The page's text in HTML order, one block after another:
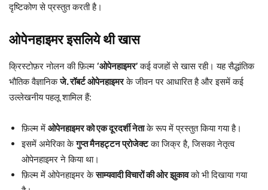
दृष्टिकोण से प्रस्तुत करती है।
ओपेनहाइमर इसलिये थी खास
क्रिस्टोफ़र नोलन की फ़िल्म ‘ओपेनहाइमर’कई वजहों से खास रही। यह सैद्धांतिक
भौतिक वैज्ञानिकजे. रॉबर्ट ओपेनहाइमरके जीवन पर आधारित है और इसमें कई
उल्लेखनीय पहलू शामिल हैं:
फ़िल्म में ओपेनहाइमर को एक दूरदर्शी नेताके रूप में प्रस्तुत किया गया है।
इसमें अमेरिका केगुप्त मैनहट्टन प्रोजेक्टका जिक्र है, जिसका नेतृत्व
ओपेनहाइमर ने किया था।
फ़िल्म में ओपेनहाइमर केसाम्यवादी विचारों की ओर झुकावको भी दिखाया गया